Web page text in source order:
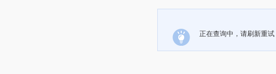
正在查询中，请刷新重试